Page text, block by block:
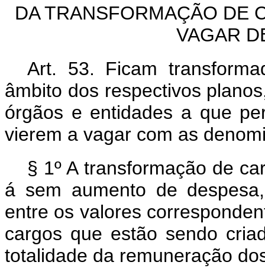
DA TRANSFORMAÇÃO DE
VAGAR
Art. 53. Ficam
âmbito dos respectivos
órgãos e entidades a que
vierem a vagar com as
§ 1º A transformação de
á sem aumento de
entre os valores
cargos que estão sendo
totalidade da remuneração